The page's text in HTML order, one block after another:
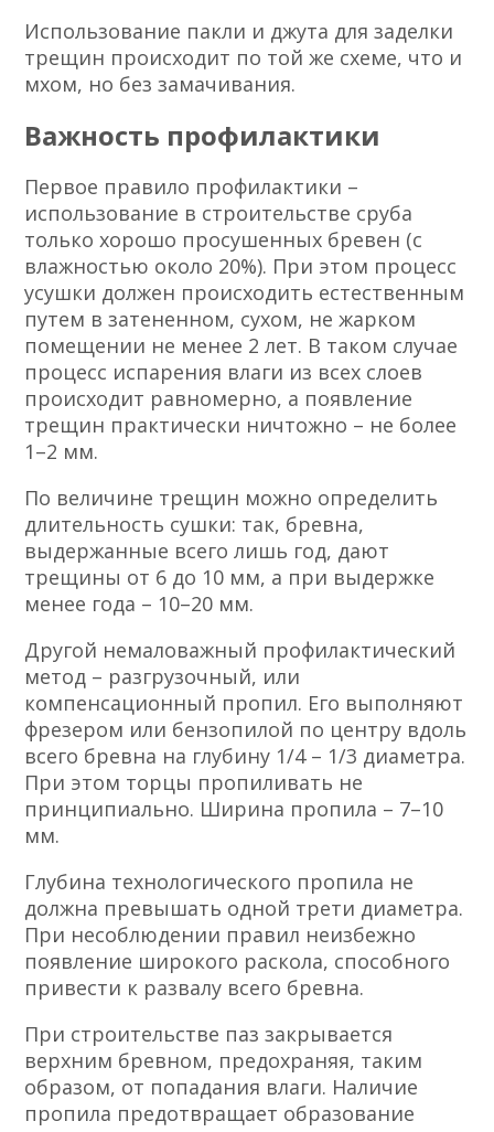
Использование пакли и джута для заделки
трещин происходит по той же схеме, что и
мхом, но без замачивания.
Важность профилактики
Первое правило профилактики –
использование в строительстве сруба
только хорошо просушенных бревен (с
влажностью около 20%). При этом процесс
усушки должен происходить естественным
путем в затененном, сухом, не жарком
помещении не менее 2 лет. В таком случае
процесс испарения влаги из всех слоев
происходит равномерно, а появление
трещин практически ничтожно – не более
1–2 мм.
По величине трещин можно определить
длительность сушки: так, бревна,
выдержанные всего лишь год, дают
трещины от 6 до 10 мм, а при выдержке
менее года – 10–20 мм.
Другой немаловажный профилактический
метод – разгрузочный, или
компенсационный пропил. Его выполняют
фрезером или бензопилой по центру вдоль
всего бревна на глубину 1/4 – 1/3 диаметра.
При этом торцы пропиливать не
принципиально. Ширина пропила – 7–10
мм.
Глубина технологического пропила не
должна превышать одной трети диаметра.
При несоблюдении правил неизбежно
появление широкого раскола, способного
привести к развалу всего бревна.
При строительстве паз закрывается
верхним бревном, предохраняя, таким
образом, от попадания влаги. Наличие
пропила предотвращает образование